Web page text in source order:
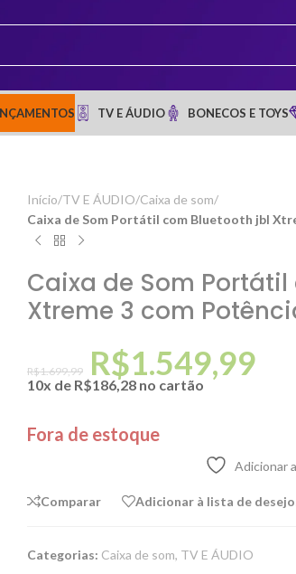
TV E ÁUDIO BONECOS E TOYS
Início/TV E ÁUDIO/Caixa de som/
Caixa de Som Portátil com Bluetooth jbl
Caixa de Som
Xtreme 3 com
R$1.699,99 R$1.549,99
10x de R$186,28 no cartão
Fora de estoque
Adicionar
Comparar Adicionar à lista de
Categorias: Caixa de som, TV E ÁUDIO